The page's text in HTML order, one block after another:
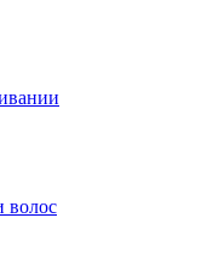
волос